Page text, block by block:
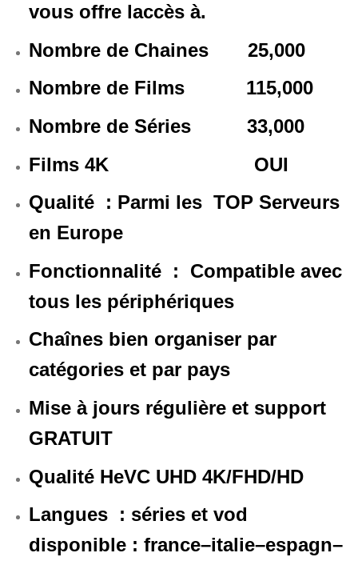
vous offre laccès à.
Nombre de Chaines 25,000
Nombre de Films 115,000
Nombre de Séries 33,000
Films 4K OUI
Qualité : Parmi les TOP Serveurs
en Europe
Fonctionnalité : Compatible avec
tous les périphériques
Chaînes bien organiser par
catégories et par pays
Mise à jours régulière et support
GRATUIT
Qualité HeVC UHD 4K/FHD/HD
Langues : séries et vod
disponible : france–italie–espagn–